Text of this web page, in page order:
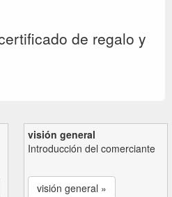
de regalo y
visión general
Introducción del comerciante
visión general »